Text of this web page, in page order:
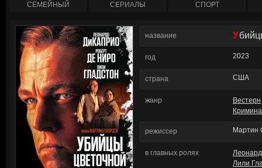
СЕМЕЙНЫЙ СЕРИАЛЫ СПОРТ
название
год 2023
страна США
жанр Вестерн
режиссер Мартин
в главных ролях
Лили